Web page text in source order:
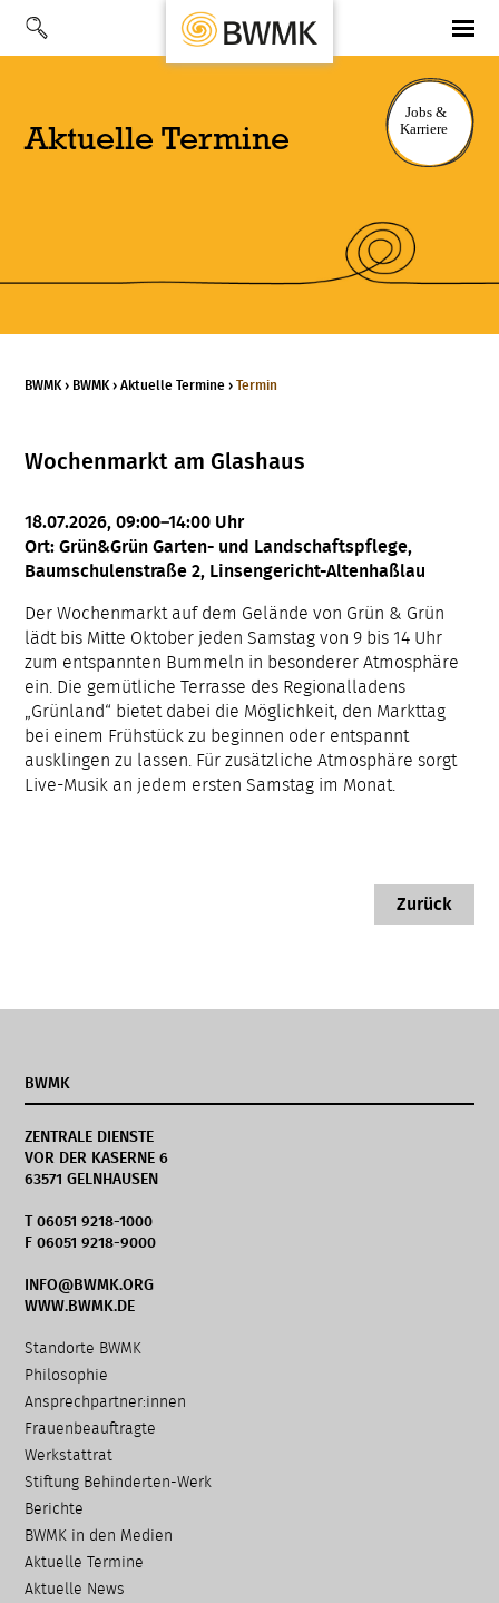
Aktuelle Termine
BWMK › BWMK ›Aktuelle Termine ›Termin
Wochenmarkt am Glashaus
18.07.2026, 09:00–14:00 Uhr
Ort: Grün&Grün Garten- und Landschaftspflege,
Baumschulenstraße 2, Linsengericht-Altenhaßlau
Der Wochenmarkt auf dem Gelände von Grün & Grün
lädt bis Mitte Oktober jeden Samstag von 9 bis 14 Uhr
zum entspannten Bummeln in besonderer Atmosphäre
ein. Die gemütliche Terrasse des Regionalladens
„Grünland“ bietet dabei die Möglichkeit, den Markttag
bei einem Frühstück zu beginnen oder entspannt
ausklingen zu lassen. Für zusätzliche Atmosphäre sorgt
Live-Musik an jedem ersten Samstag im Monat.
Zurück
BWMK
ZENTRALE DIENSTE
VOR DER KASERNE 6
63571 GELNHAUSEN
T 06051 9218-1000
F 06051 9218-9000
INFO@BWMK.ORG
WWW.BWMK.DE
Navigation
überspringen
Standorte BWMK
Philosophie
Ansprechpartner:innen
Frauenbeauftragte
Werkstattrat
Stiftung Behinderten-Werk
Berichte
BWMK in den Medien
Aktuelle Termine
Aktuelle News